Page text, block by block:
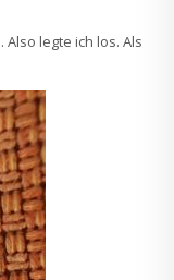
legte ich los. Als